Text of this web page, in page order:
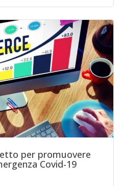
per promuovere
Covid-19